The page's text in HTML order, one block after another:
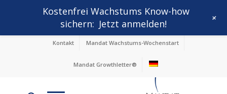
Kontakt Mandat Wachstums-Wochenstart
Mandat Growthletter®
Kostenfrei Wachstums Know-how
sichern: Jetzt anmelden! +